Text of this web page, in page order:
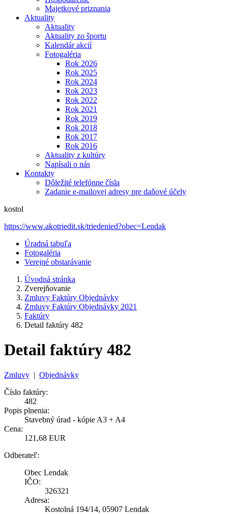
Majetkové priznania
Aktuality
Aktuality
Aktuality zo športu
Kalendár akcií
Fotogaléria
Rok 2026
Rok 2025
Rok 2024
Rok 2023
Rok 2022
Rok 2021
Rok 2019
Rok 2018
Rok 2017
Rok 2016
Aktuality z kultúry
Napísali o nás
Kontakty
Dôležité telefónne čísla
Zadanie e-mailovej adresy pre daňové účely
kostol
https://www.akotriedit.sk/triedenied?obec=Lendak
Úradná tabuľa
Fotogaléria
Verejné obstarávanie
Úvodná stránka
Zverejňovanie
Zmluvy Faktúry Objednávky
Zmluvy Faktúry Objednávky 2021
Faktúry
Detail faktúry 482
Detail faktúry 482
Zmluvy | Objednávky
Číslo faktúry:
482
Popis plnenia:
Stavebný úrad - kópie A3 + A4
Cena:
121,68 EUR
Odberateľ:
Obec Lendak
IČO:
326321
Adresa:
Kostolná 194/14, 05907 Lendak